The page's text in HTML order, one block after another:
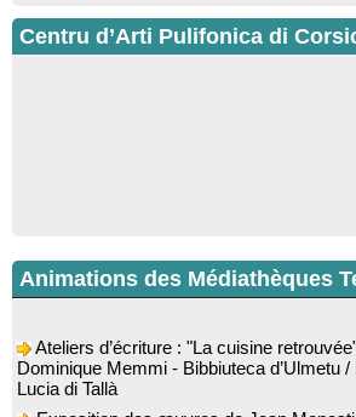
Centru d’Arti Pulifonica di
Animations des Médiathèques
Dominique Memmi - Bibbiuteca d’Ulmetu /
Lucia di Tallà
Exposition des œuvres de Jean